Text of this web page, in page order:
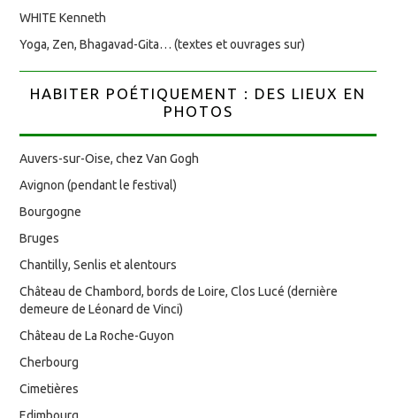
WHITE Kenneth
Yoga, Zen, Bhagavad-Gita… (textes et ouvrages sur)
HABITER POÉTIQUEMENT : DES LIEUX EN
PHOTOS
Auvers-sur-Oise, chez Van Gogh
Avignon (pendant le festival)
Bourgogne
Bruges
Chantilly, Senlis et alentours
Château de Chambord, bords de Loire, Clos Lucé (dernière
demeure de Léonard de Vinci)
Château de La Roche-Guyon
Cherbourg
Cimetières